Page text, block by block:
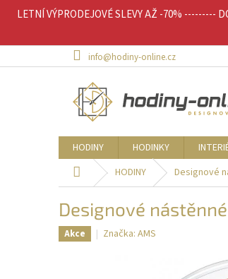
LETNÍ VÝPRODEJOVÉ SLEVY AŽ -70% ---------
info@hodiny-online.cz
HODINY HODINKY
Domů HODINY Designové
Designové
Akce Značka: AMS